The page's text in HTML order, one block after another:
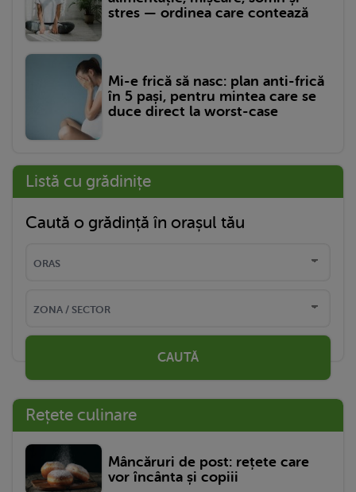
stres — ordinea care contează
Mi-e frică să nasc: plan anti-frică
în 5 pași, pentru mintea care se
duce direct la worst-case
Listă cu grădinițe
Caută o grădință în orașul tău
CAUTĂ
Rețete culinare
Mâncăruri de post: rețete care
vor încânta și copiii